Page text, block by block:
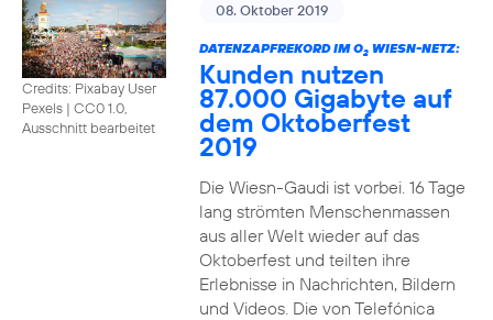
Credits: Pixabay User
Pexels | CC0 1.0,
Ausschnitt bearbeitet
08. Oktober 2019
DATENZAPFREKORD IM O2WIESN-NETZ:
Kunden nutzen
87.000 Gigabyte auf
dem Oktoberfest
2019
Die Wiesn-Gaudi ist vorbei. 16 Tage
lang strömten Menschenmassen
aus aller Welt wieder auf das
Oktoberfest und teilten ihre
Erlebnisse in Nachrichten, Bildern
und Videos. Die von Telefónica